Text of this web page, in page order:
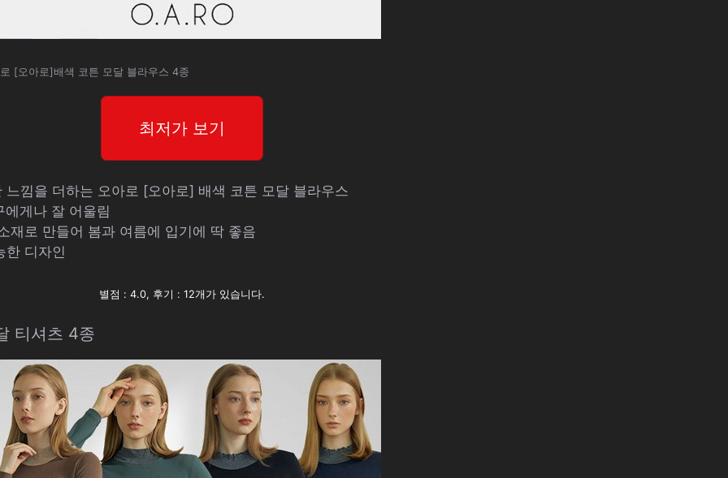
[오아로]배색 코튼 모달 블라우스 4종
최저가 보기
느낌을 더하는 오아로 [오아로] 배색 코튼 모달 블라우스
게나 잘 어울림
재로 만들어 봄과 여름에 입기에 딱 좋음
한 디자인
별점 : 4.0, 후기 : 12개가 있습니다.
티셔츠 4종